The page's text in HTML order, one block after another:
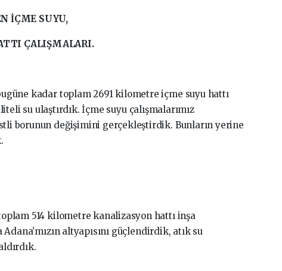
İÇME SUYU,
ÇALIŞMALARI.
kadar toplam 2691 kilometre içme suyu hattı
su ulaştırdık. İçme suyu çalışmalarımız
borunun değişimini gerçekleştirdik. Bunların yerine
514 kilometre kanalizasyon hattı inşa
altyapısını güçlendirdik, atık su